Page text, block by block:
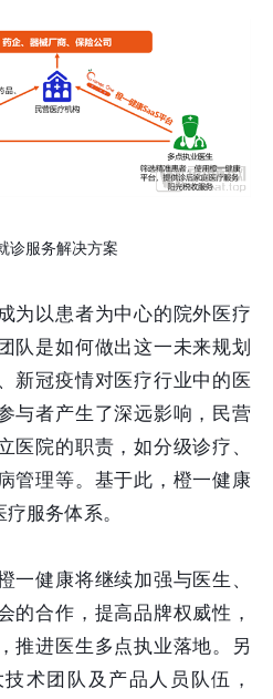
诊服务解决方案
为以患者为中心的院外医疗
队是如何做出这一未来规划
新冠疫情对医疗行业中的医
与者产生了深远影响，民营
医院的职责，如分级诊疗、
管理等。基于此，橙一健康
服务体系。
一健康将继续加强与医生、
的合作，提高品牌权威性，
推进医生多点执业落地。另
术团队及产品人员队伍，